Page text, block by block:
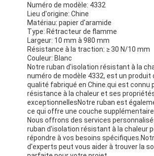
Numéro de modèle: 4332
Lieu d'origine: Chine
Matériau: papier d'aramide
Type: Rétracteur de flamme
Largeur: 10 mm à 980 mm
Résistance à la traction: ≥ 30 N/10 mm
Couleur: Blanc
Notre ruban d'isolation résistant à la
numéro de modèle 4332, est un produit
qualité fabriqué en Chine.qui est connu
résistance à la chaleur et ses
exceptionnellesNotre ruban est
ce qui offre une couche
Nous offrons des services
ruban d'isolation résistant à la chaleur
répondre à vos besoins
d'experts peut vous aider à trouver la